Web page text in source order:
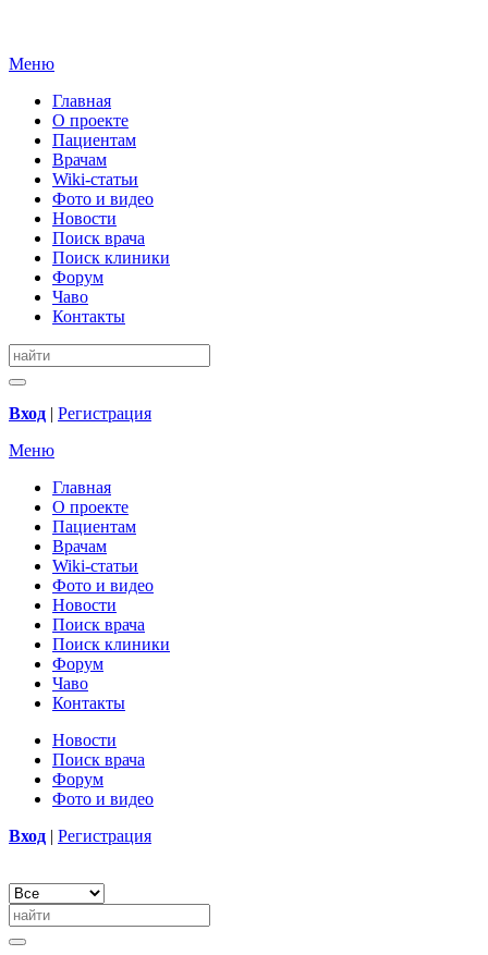
Меню
Главная
О проекте
Пациентам
Врачам
Wiki-статьи
Фото и видео
Новости
Поиск врача
Поиск клиники
Форум
Чаво
Контакты
Вход | Регистрация
Меню
Главная
О проекте
Пациентам
Врачам
Wiki-статьи
Фото и видео
Новости
Поиск врача
Поиск клиники
Форум
Чаво
Контакты
Новости
Поиск врача
Форум
Фото и видео
Вход | Регистрация